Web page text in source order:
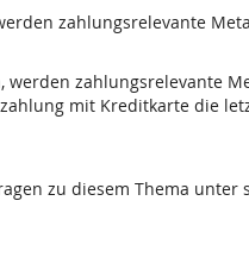
zahlungsrelevante
werden zahlungsrelevante
mit Kreditkarte die
zu diesem Thema unter